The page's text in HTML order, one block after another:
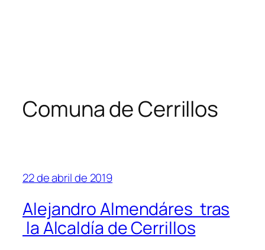
Comuna de Cerrillos
22 de abril de 2019
Alejandro Almendáres tras
la Alcaldía de Cerrillos